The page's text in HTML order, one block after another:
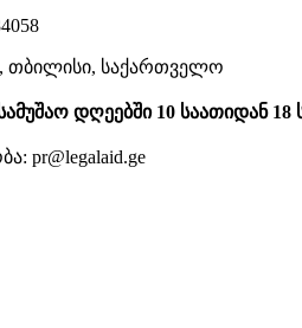
თბილისი, საქართველო
დღეებში 10 საათიდან 18
pr@legalaid.ge